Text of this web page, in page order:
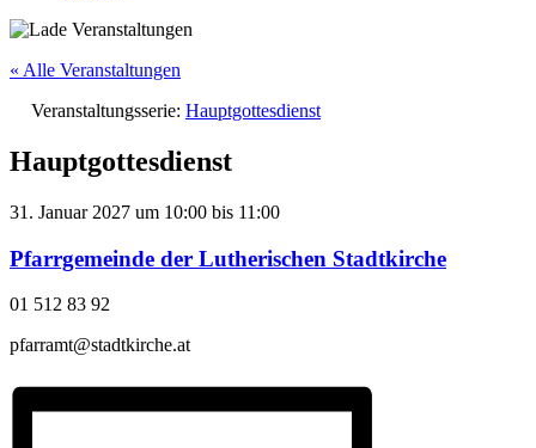
« Alle Veranstaltungen
Veranstaltungsserie: Hauptgottesdienst
Hauptgottesdienst
31. Januar 2027 um 10:00 bis 11:00
Pfarrgemeinde der Lutherischen Stadtkirche
01 512 83 92
pfarramt@stadtkirche.at